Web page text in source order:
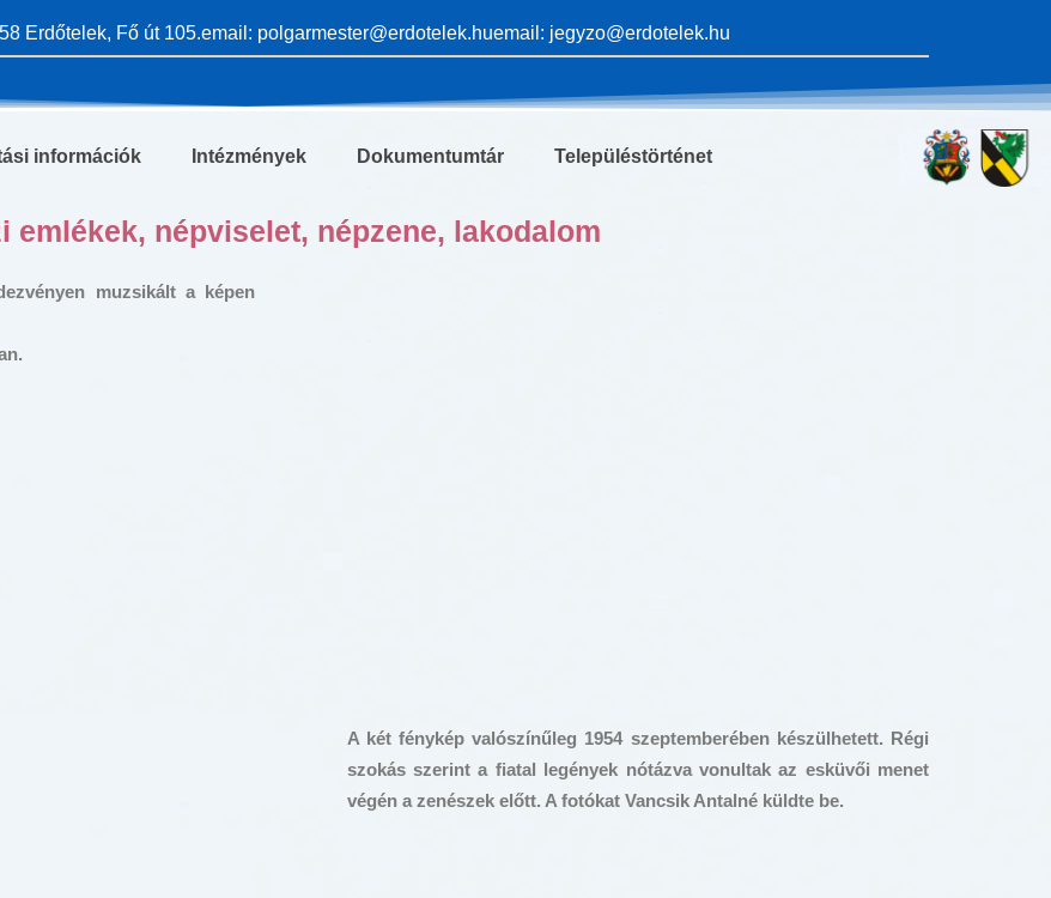
Erdőtelek, Fő út 105.email: polgarmester@erdotelek.huemail: jegyzo@erdotelek.hu
információk Intézmények Dokumentumtár Településtörténet
emlékek, népviselet, népzene, lakodalom
muzsikált a képen
A két fénykép valószínűleg 1954 szeptemberében készülhetett. Régi
szokás szerint a fiatal legények nótázva vonultak az esküvői menet
végén a zenészek előtt. A fotókat Vancsik Antalné küldte be.